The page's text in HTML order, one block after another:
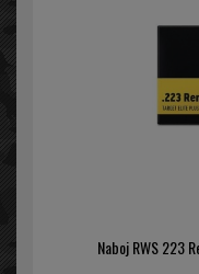
Naboj RWS 223